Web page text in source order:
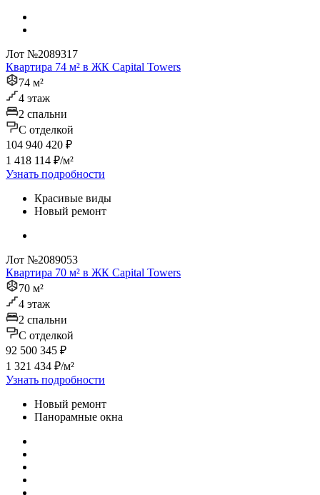
Лот №2089317
Квартира 74 м² в ЖК Capital Towers
74 м²
4 этаж
2 спальни
C отделкой
104 940 420 ₽
1 418 114 ₽/м²
Узнать подробности
Красивые виды
Новый ремонт
Лот №2089053
Квартира 70 м² в ЖК Capital Towers
70 м²
4 этаж
2 спальни
C отделкой
92 500 345 ₽
1 321 434 ₽/м²
Узнать подробности
Новый ремонт
Панорамные окна